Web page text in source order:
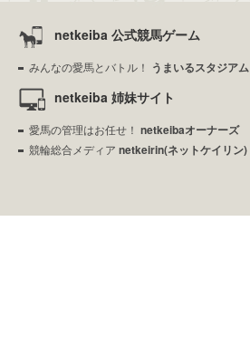
netkeiba 公式競馬ゲーム
みんなの愛馬とバトル！ うまいるスタジアム
netkeiba 姉妹サイト
愛馬の管理はお任せ！ netkeibaオーナーズ
競輪総合メディア netkeirin(ネットケイリン)